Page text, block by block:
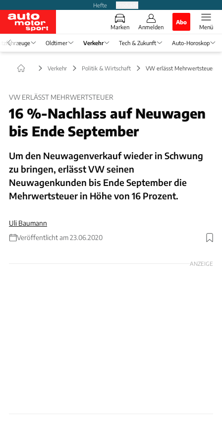
Hefte
Marken Anmelden
Abo
Menü
Oldtimer Verkehr Tech & Zukunft Auto-Horoskop
Verkehr Politik & Wirtschaft VW erlässt Mehrwertsteuer
VW ERLÄSST MEHRWERTSTEUER
16 %-Nachlass auf Neuwagen
bis Ende September
Um den Neuwagenverkauf wieder in Schwung
zu bringen, erlässt VW seinen
Neuwagenkunden bis Ende September die
Mehrwertsteuer in Höhe von 16 Prozent.
Uli Baumann
Veröffentlicht am 23.06.2020
Foto: VW
ANZEIGE